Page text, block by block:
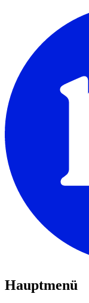
Hauptmenü